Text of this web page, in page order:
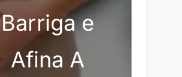
Barriga e
Afina A